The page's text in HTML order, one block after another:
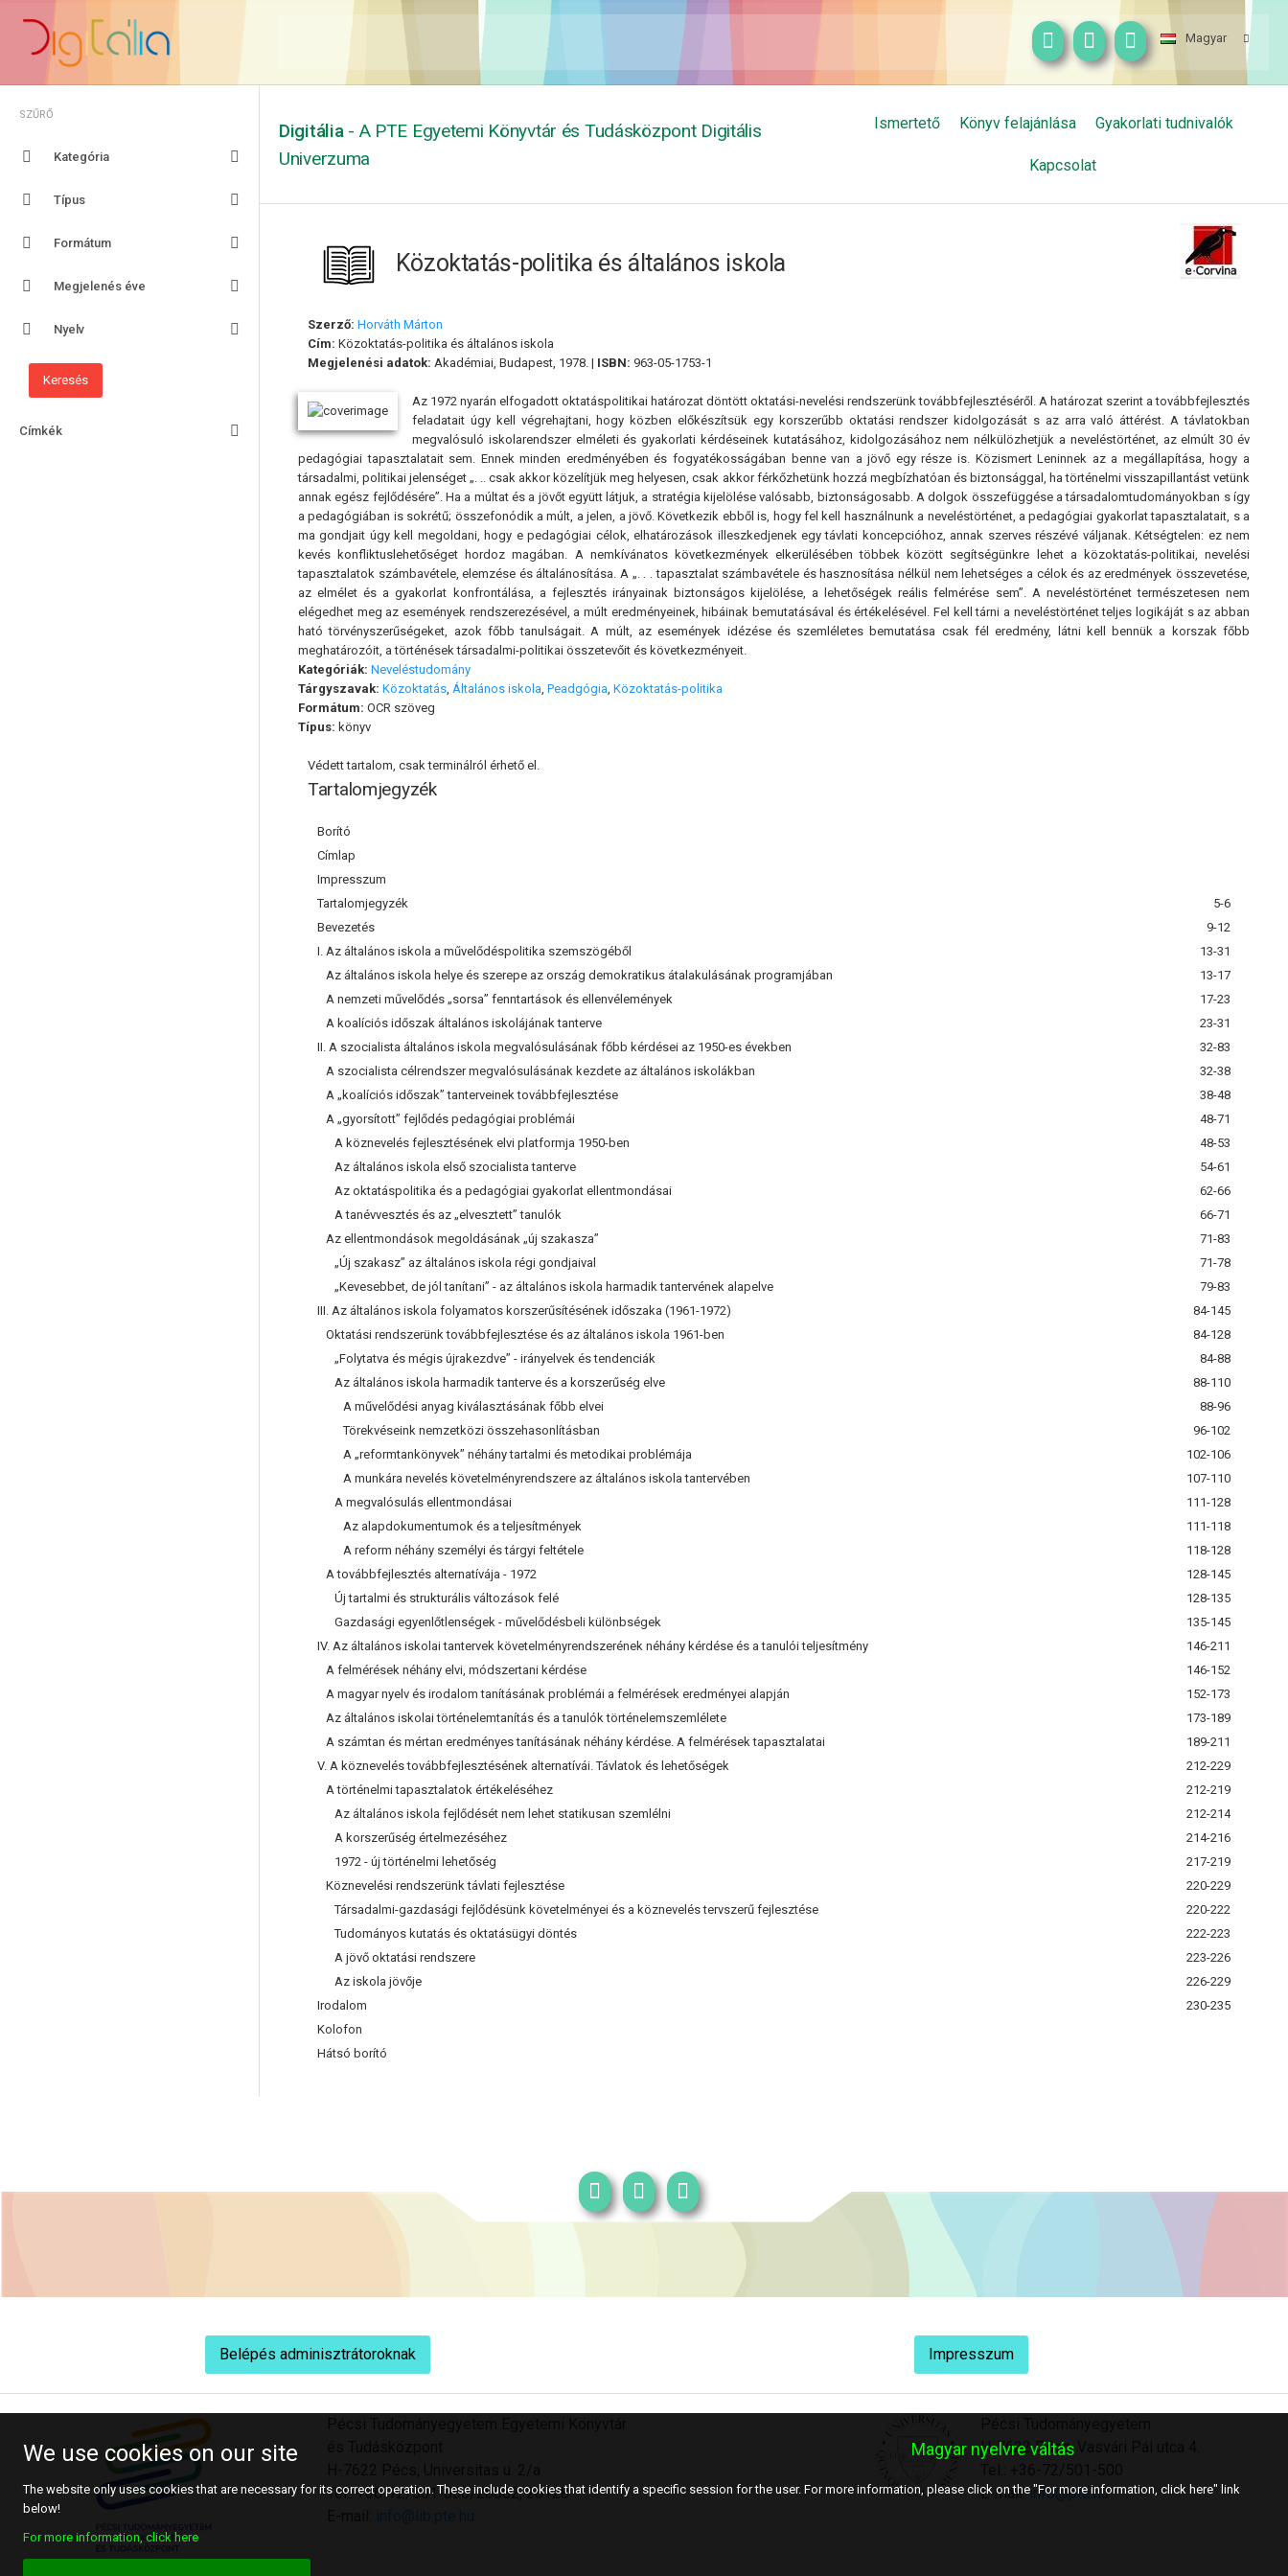
Magyar
SZŰRŐ
Kategória
Típus
Formátum
Megjelenés éve
Nyelv
Címkék
Digitália - A PTE Egyetemi Könyvtár és Tudásközpont Digitális
Univerzuma
Ismertető Könyv felajánlása Gyakorlati tudnivalók
Kapcsolat
Közoktatás-politika és általános iskola
Szerző: Horváth Márton
Cím: Közoktatás-politika és általános iskola
Megjelenési adatok: Akadémiai, Budapest, 1978. | ISBN: 963-05-1753-1
Az 1972 nyarán elfogadott oktatáspolitikai határozat döntött oktatási-nevelési rendszerünk továbbfejlesztéséről. A határozat szerint a továbbfejlesztés
feladatait úgy kell végrehajtani, hogy közben előkészítsük egy korszerűbb oktatási rendszer kidolgozását s az arra való áttérést. A távlatokban
megvalósuló iskolarendszer elméleti és gyakorlati kérdéseinek kutatásához, kidolgozásához nem nélkülözhetjük a neveléstörténet, az elmúlt 30 év
pedagógiai tapasztalatait sem. Ennek minden eredményében és fogyatékosságában benne van a jövő egy része is. Közismert Leninnek az a megállapítása, hogy a
társadalmi, politikai jelenséget „. .. csak akkor közelítjük meg helyesen, csak akkor férkőzhetünk hozzá megbízhatóan és biztonsággal, ha történelmi visszapillantást vetünk
annak egész fejlődésére”. Ha a múltat és a jövőt együtt látjuk, a stratégia kijelölése valósabb, biztonságosabb. A dolgok összefüggése a társadalomtudományokban s így
a pedagógiában is sokrétű; összefonódik a múlt, a jelen, a jövő. Következik ebből is, hogy fel kell használnunk a neveléstörténet, a pedagógiai gyakorlat tapasztalatait, s a
ma gondjait úgy kell megoldani, hogy e pedagógiai célok, elhatározások illeszkedjenek egy távlati koncepcióhoz, annak szerves részévé váljanak. Kétségtelen: ez nem
kevés konfliktuslehetőséget hordoz magában. A nemkívánatos következmények elkerülésében többek között segítségünkre lehet a közoktatás-politikai, nevelési
tapasztalatok számbavétele, elemzése és általánosítása. A „. . . tapasztalat számbavétele és hasznosítása nélkül nem lehetséges a célok és az eredmények összevetése,
az elmélet és a gyakorlat konfrontálása, a fejlesztés irányainak biztonságos kijelölése, a lehetőségek reális felmérése sem”. A neveléstörténet természetesen nem
elégedhet meg az események rendszerezésével, a múlt eredményeinek, hibáinak bemutatásával és értékelésével. Fel kell tárni a neveléstörténet teljes logikáját s az abban
ható törvényszerűségeket, azok főbb tanulságait. A múlt, az események idézése és szemléletes bemutatása csak fél eredmény, látni kell bennük a korszak főbb
meghatározóit, a történések társadalmi-politikai összetevőit és következményeit.
Kategóriák: Neveléstudomány
Tárgyszavak: Közoktatás Általános iskola Peadgógia Közoktatás-politika
Formátum: OCR szöveg
Típus: könyv
Védett tartalom, csak terminálról érhető el.
Tartalomjegyzék
Borító
Címlap
Impresszum
Tartalomjegyzék
5-6
Bevezetés
9-12
I. Az általános iskola a művelődéspolitika szemszögéből
13-31
Az általános iskola helye és szerepe az ország demokratikus átalakulásának programjában
13-17
A nemzeti művelődés „sorsa” fenntartások és ellenvélemények
17-23
A koalíciós időszak általános iskolájának tanterve
23-31
II. A szocialista általános iskola megvalósulásának főbb kérdései az 1950-es években
32-83
A szocialista célrendszer megvalósulásának kezdete az általános iskolákban
32-38
A „koalíciós időszak” tanterveinek továbbfejlesztése
38-48
A „gyorsított” fejlődés pedagógiai problémái
48-71
A köznevelés fejlesztésének elvi platformja 1950-ben
48-53
Az általános iskola első szocialista tanterve
54-61
Az oktatáspolitika és a pedagógiai gyakorlat ellentmondásai
62-66
A tanévvesztés és az „elvesztett” tanulók
66-71
Az ellentmondások megoldásának „új szakasza”
71-83
„Új szakasz” az általános iskola régi gondjaival
71-78
„Kevesebbet, de jól tanítani” - az általános iskola harmadik tantervének alapelve
79-83
III. Az általános iskola folyamatos korszerűsítésének időszaka (1961-1972)
84-145
Oktatási rendszerünk továbbfejlesztése és az általános iskola 1961-ben
84-128
„Folytatva és mégis újrakezdve” - irányelvek és tendenciák
84-88
Az általános iskola harmadik tanterve és a korszerűség elve
88-110
A művelődési anyag kiválasztásának főbb elvei
88-96
Törekvéseink nemzetközi összehasonlításban
96-102
A „reformtankönyvek” néhány tartalmi és metodikai problémája
102-106
A munkára nevelés követelményrendszere az általános iskola tantervében
107-110
A megvalósulás ellentmondásai
111-128
Az alapdokumentumok és a teljesítmények
111-118
A reform néhány személyi és tárgyi feltétele
118-128
A továbbfejlesztés alternatívája - 1972
128-145
Új tartalmi és strukturális változások felé
128-135
Gazdasági egyenlőtlenségek - művelődésbeli különbségek
135-145
IV. Az általános iskolai tantervek követelményrendszerének néhány kérdése és a tanulói teljesítmény
146-211
A felmérések néhány elvi, módszertani kérdése
146-152
A magyar nyelv és irodalom tanításának problémái a felmérések eredményei alapján
152-173
Az általános iskolai történelemtanítás és a tanulók történelemszemlélete
173-189
A számtan és mértan eredményes tanításának néhány kérdése. A felmérések tapasztalatai
189-211
V. A köznevelés továbbfejlesztésének alternatívái. Távlatok és lehetőségek
212-229
A történelmi tapasztalatok értékeléséhez
212-219
Az általános iskola fejlődését nem lehet statikusan szemlélni
212-214
A korszerűség értelmezéséhez
214-216
1972 - új történelmi lehetőség
217-219
Köznevelési rendszerünk távlati fejlesztése
220-229
Társadalmi-gazdasági fejlődésünk követelményei és a köznevelés tervszerű fejlesztése
220-222
Tudományos kutatás és oktatásügyi döntés
222-223
A jövő oktatási rendszere
223-226
Az iskola jövője
226-229
Irodalom
230-235
Kolofon
Hátsó borító
Belépés adminisztrátoroknak Impresszum
Tel.: +36-72/501-650/28082, 28128
H-7622 Pécs, Vasvári Pál utca 4.
E-mail:info@pte.hu
We use cookies on our site Magyar nyelvre váltás
The website only uses cookies that are necessary for its correct operation. These include cookies that identify a specific session for the user. For more information, please click on the "For more information, click here" link
below!
For more information, click here